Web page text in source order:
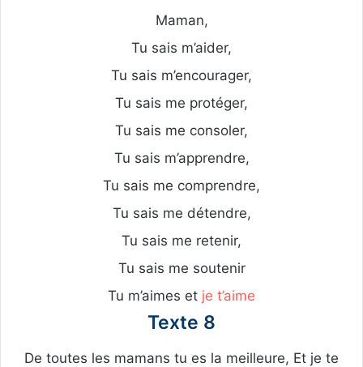
Maman,
Tu sais m’aider,
Tu sais m’encourager,
Tu sais me protéger,
Tu sais me consoler,
Tu sais m’apprendre,
Tu sais me comprendre,
Tu sais me détendre,
Tu sais me retenir,
Tu sais me soutenir
Tu m’aimes et je t’aime
Texte 8
De toutes les mamans tu es la meilleure, Et je te